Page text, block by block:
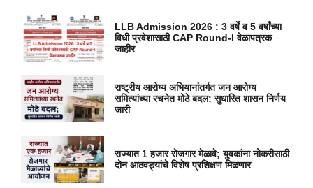
LLB Admission 2026 : 3 वर्षे व 5 वर्षांच्या
विधी प्रवेशासाठी CAP Round-I वेळापत्रक
जाहीर
राष्ट्रीय आरोग्य अभियानांतर्गत जन आरोग्य
समित्यांच्या रचनेत मोठे बदल; सुधारित शासन निर्णय
जारी
राज्यात 1 हजार रोजगार मेळावे; युवकांना नोकरीसाठी
दोन आठवड्यांचे विशेष प्रशिक्षण मिळणार